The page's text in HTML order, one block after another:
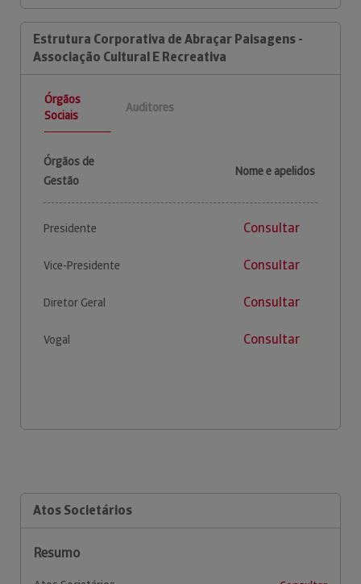
Estrutura Corporativa de Abraçar Paisagens -
Associação Cultural E Recreativa
Órgãos
Sociais
Auditores
Órgãos de
Gestão
Nome e apelidos
Presidente Consultar
Vice-Presidente Consultar
Diretor Geral Consultar
Vogal Consultar
Atos Societários
Resumo